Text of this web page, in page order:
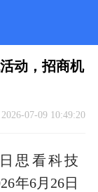
动，招商机
2026-07-09 10:49:20
思看科技
年6月26日